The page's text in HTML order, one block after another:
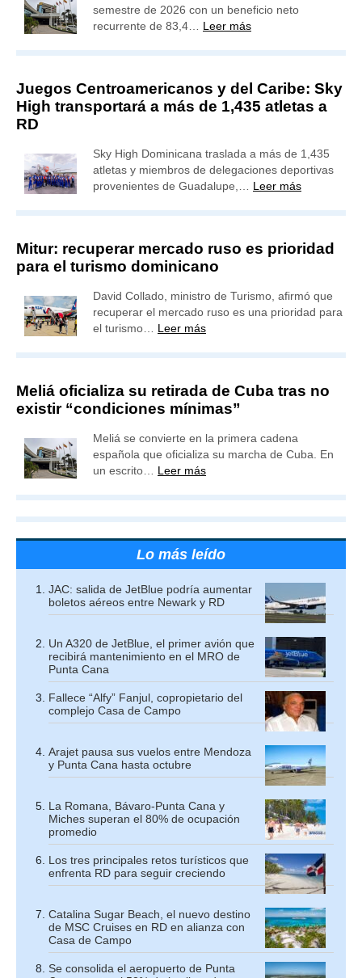
semestre de 2026 con un beneficio neto
recurrente de 83,4… Leer más
Juegos Centroamericanos y del Caribe: Sky
High transportará a más de 1,435 atletas a
RD
Sky High Dominicana traslada a más de 1,435
atletas y miembros de delegaciones deportivas
provenientes de Guadalupe,… Leer más
Mitur: recuperar mercado ruso es prioridad
para el turismo dominicano
David Collado, ministro de Turismo, afirmó que
recuperar el mercado ruso es una prioridad para
el turismo… Leer más
Meliá oficializa su retirada de Cuba tras no
existir “condiciones mínimas”
Meliá se convierte en la primera cadena
española que oficializa su marcha de Cuba. En
un escrito… Leer más
Lo más leído
JAC: salida de JetBlue podría aumentar
boletos aéreos entre Newark y RD
Un A320 de JetBlue, el primer avión que
recibirá mantenimiento en el MRO de
Punta Cana
Fallece “Alfy” Fanjul, copropietario del
complejo Casa de Campo
Arajet pausa sus vuelos entre Mendoza
y Punta Cana hasta octubre
La Romana, Bávaro-Punta Cana y
Miches superan el 80% de ocupación
promedio
Los tres principales retos turísticos que
enfrenta RD para seguir creciendo
Catalina Sugar Beach, el nuevo destino
de MSC Cruises en RD en alianza con
Casa de Campo
Se consolida el aeropuerto de Punta